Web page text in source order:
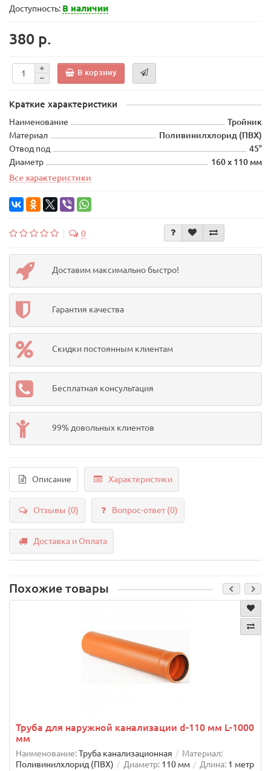
Доступность: В наличии
380 р.
В корзину
Краткие характеристики
Наименование
Тройник
Материал
Поливинилхлорид (ПВХ)
Отвод под
45°
Диаметр
160 х 110 мм
Все характеристики
0
Доставим максимально быстро!
Гарантия качества
Скидки постоянным клиентам
Бесплатная консультация
99% довольных клиентов
Описание Характеристики
Отзывы (0) Вопрос-ответ(0)
Доставка и Оплата
Похожие товары
Труба для наружной канализации d-110 мм L-1000
мм
Наименование:Труба канализационная
Материал:
Поливинилхлорид (ПВХ)
Диаметр: 110 мм Длина: 1 метр